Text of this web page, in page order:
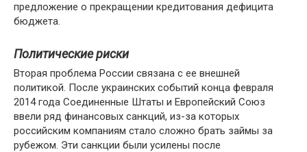
предложение о прекращении кредитования дефицита
бюджета.
Политические риски
Вторая проблема России связана с ее внешней
политикой. После украинских событий конца февраля
2014 года Соединенные Штаты и Европейский Союз
ввели ряд финансовых санкций, из-за которых
российским компаниям стало сложно брать займы за
рубежом. Эти санкции были усилены после